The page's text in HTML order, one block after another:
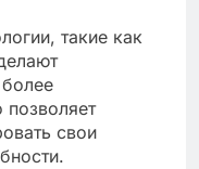
такие как
свои